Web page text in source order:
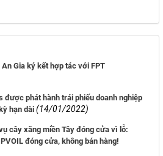
Gia ký kết hợp tác với FPT
được phát hành trái phiếu doanh nghiệp
hạn dài (14/01/2022)
cây xăng miền Tây đóng cửa vì lỗ:
đóng cửa, không bán hàng!